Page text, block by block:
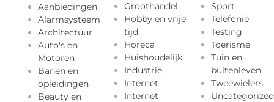
Aanbiedingen
Alarmsysteem
Architectuur
Auto's en
Motoren
Banen en
opleidingen
Beauty en
Groothandel
Hobby en vrije
tijd
Horeca
Huishoudelijk
Industrie
Internet
Internet
Sport
Telefonie
Testing
Toerisme
Tuin en
buitenleven
Tweewielers
Uncategorized